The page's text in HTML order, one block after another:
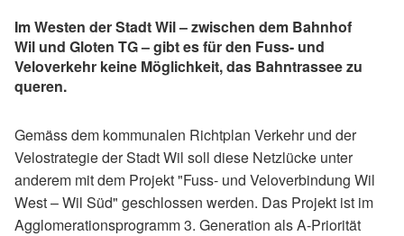
I​m Westen der Stadt Wil – zwischen dem Bahnhof
Wil und Gloten TG – gibt es für den Fuss- und
Veloverkehr keine Möglichkeit, das Bahntrassee zu
queren.
Gemäss dem kommunalen Richtplan Verkehr und der
Velostrategie der Stadt Wil soll diese Netzlücke unter
anderem mit dem Projekt "Fuss- und Veloverbindung Wil
West – Wil Süd" geschlossen werden. Das Projekt ist im
Agglomerationsprogramm 3. Generation als A-Priorität